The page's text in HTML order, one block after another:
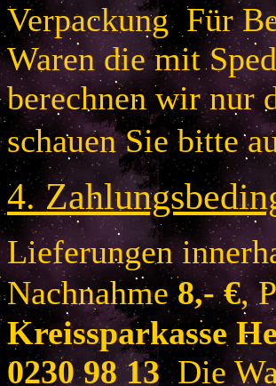
Verpackung Für
Waren die mit
berechnen wir nur
schauen Sie bitte
4.
Lieferungen
Nachnahme 8,- €,
Kreissparkasse
0230 98 13Die